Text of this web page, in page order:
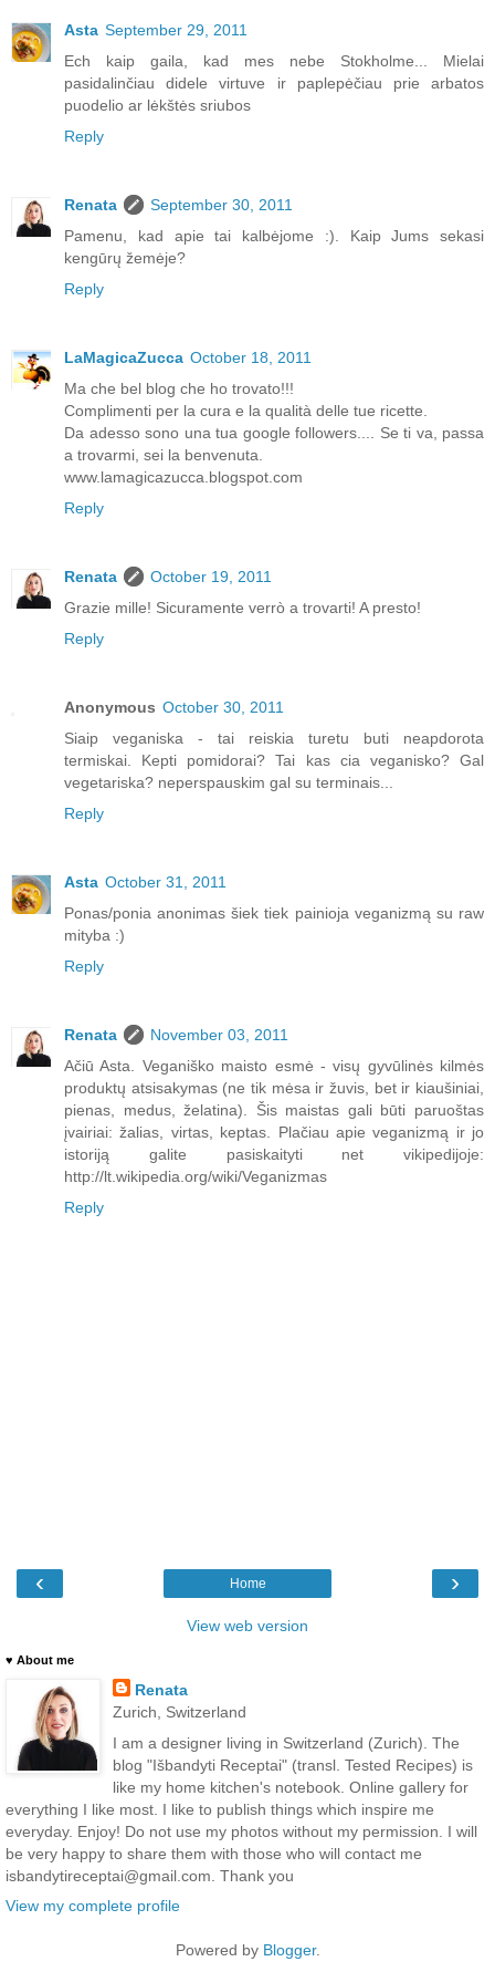
Asta September 29, 2011
Ech kaip gaila, kad mes nebe Stokholme... Mielai
pasidalinčiau didele virtuve ir paplepėčiau prie arbatos
puodelio ar lėkštės sriubos
Reply
Renata
September 30, 2011
Pamenu, kad apie tai kalbėjome :). Kaip Jums sekasi
kengūrų žemėje?
Reply
LaMagicaZucca October 18, 2011
Ma che bel blog che ho trovato!!!
Complimenti per la cura e la qualità delle tue ricette.
Da adesso sono una tua google followers.... Se ti va, passa
a trovarmi, sei la benvenuta.
www.lamagicazucca.blogspot.com
Reply
Renata
October 19, 2011
Grazie mille! Sicuramente verrò a trovarti! A presto!
Reply
Anonymous October 30, 2011
Siaip veganiska - tai reiskia turetu buti neapdorota
termiskai. Kepti pomidorai? Tai kas cia veganisko? Gal
vegetariska? neperspauskim gal su terminais...
Reply
Asta October 31, 2011
Ponas/ponia anonimas šiek tiek painioja veganizmą su raw
mityba :)
Reply
Renata
November 03, 2011
Ačiū Asta. Veganiško maisto esmė - visų gyvūlinės kilmės
produktų atsisakymas (ne tik mėsa ir žuvis, bet ir kiaušiniai,
pienas, medus, želatina). Šis maistas gali būti paruoštas
įvairiai: žalias, virtas, keptas. Plačiau apie veganizmą ir jo
istoriją galite pasiskaityti net vikipedijoje:
http://lt.wikipedia.org/wiki/Veganizmas
Reply
‹ ›
Home
View web version
♥ About me
Renata
Zurich, Switzerland
I am a designer living in Switzerland (Zurich). The
blog "Išbandyti Receptai" (transl. Tested Recipes) is
like my home kitchen's notebook. Online gallery for
everything I like most. I like to publish things which inspire me
everyday. Enjoy! Do not use my photos without my permission. I will
be very happy to share them with those who will contact me
isbandytireceptai@gmail.com. Thank you
View my complete profile
Powered by Blogger.